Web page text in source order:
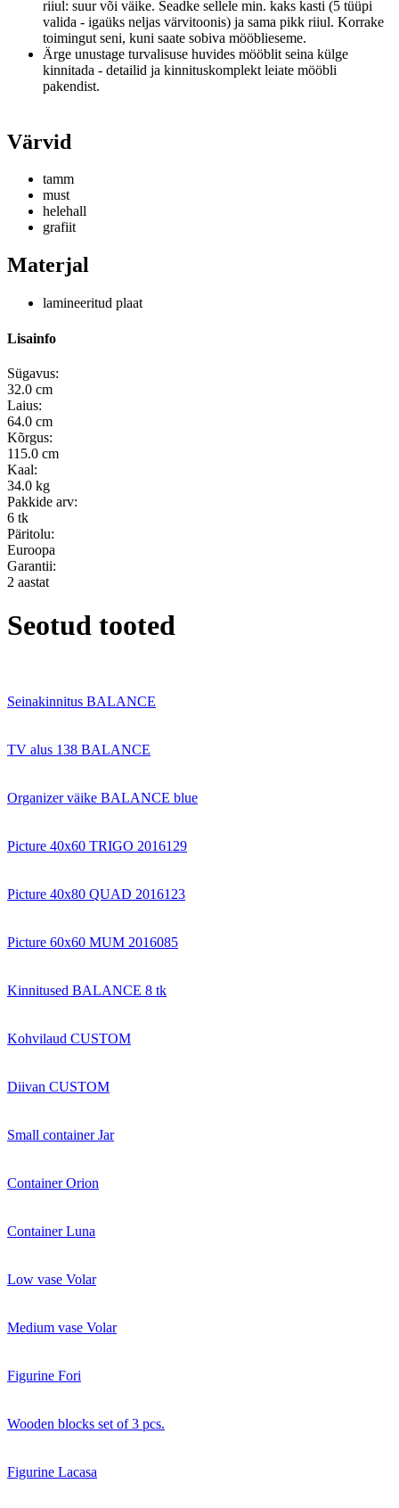
riiul: suur või väike. Seadke sellele min. kaks kasti (5 tüüpi
valida - igaüks neljas värvitoonis) ja sama pikk riiul. Korrake
toimingut seni, kuni saate sobiva mööblieseme.
Ärge unustage turvalisuse huvides mööblit seina külge
kinnitada - detailid ja kinnituskomplekt leiate mööbli
pakendist.
Värvid
tamm
must
helehall
grafiit
Materjal
lamineeritud plaat
Lisainfo
Sügavus:
32.0 cm
Laius:
64.0 cm
Kõrgus:
115.0 cm
Kaal:
34.0 kg
Pakkide arv:
6 tk
Päritolu:
Euroopa
Garantii:
2 aastat
Seotud tooted
Seinakinnitus BALANCE
TV alus 138 BALANCE
Organizer väike BALANCE blue
Picture 40x60 TRIGO 2016129
Picture 40x80 QUAD 2016123
Picture 60x60 MUM 2016085
Kinnitused BALANCE 8 tk
Kohvilaud CUSTOM
Diivan CUSTOM
Small container Jar
Container Orion
Сontainer Luna
Low vase Volar
Medium vase Volar
Figurine Fori
Wooden blocks set of 3 pcs.
Figurine Lacasa